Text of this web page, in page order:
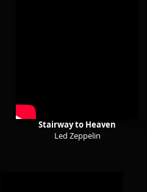
Stairway to Heaven
Led Zeppelin